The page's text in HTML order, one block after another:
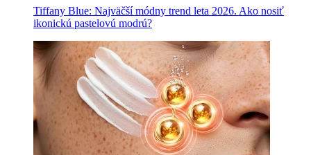
Tiffany Blue: Najväčší módny trend leta 2026. Ako nosiť
ikonickú pastelovú modrú?